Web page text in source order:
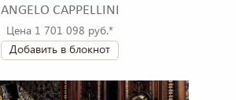
ANGELO CAPPELLINI
Цена 1 701 098 руб.*
Добавить в блокнот